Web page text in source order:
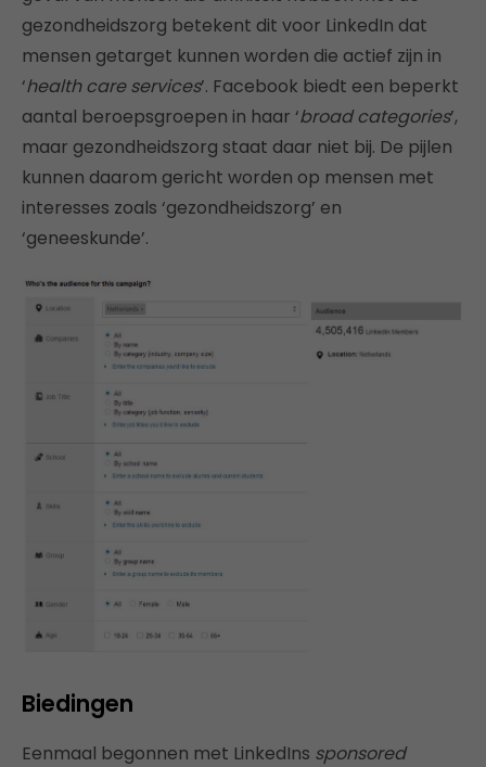
gezondheidszorg betekent dit voor LinkedIn dat
mensen getarget kunnen worden die actief zijn in
‘health care services’. Facebook biedt een beperkt
aantal beroepsgroepen in haar ‘broad categories’,
maar gezondheidszorg staat daar niet bij. De pijlen
kunnen daarom gericht worden op mensen met
interesses zoals ‘gezondheidszorg’ en
‘geneeskunde’.
Biedingen
Eenmaal begonnen met LinkedIns sponsored